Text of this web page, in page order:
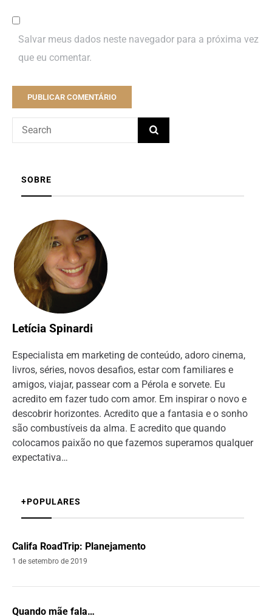
Salvar meus dados neste navegador para a próxima vez
que eu comentar.
SOBRE
Letícia Spinardi
Especialista em marketing de conteúdo, adoro cinema,
livros, séries, novos desafios, estar com familiares e
amigos, viajar, passear com a Pérola e sorvete. Eu
acredito em fazer tudo com amor. Em inspirar o novo e
descobrir horizontes. Acredito que a fantasia e o sonho
são combustíveis da alma. E acredito que quando
colocamos paixão no que fazemos superamos qualquer
expectativa…
+POPULARES
Califa RoadTrip: Planejamento
1 de setembro de 2019
Quando mãe fala…